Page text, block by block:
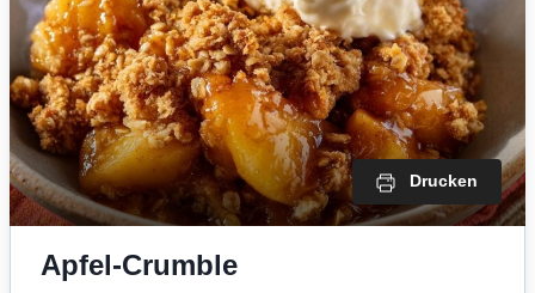
Drucken
Apfel-Crumble